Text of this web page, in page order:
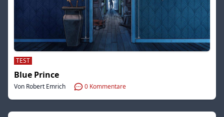
TEST
Blue Prince
Von Robert Emrich 0 Kommentare